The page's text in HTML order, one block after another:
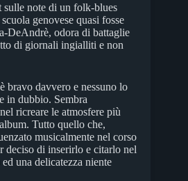
sulle note di un folk-blues
genovese quasi fosse
DeAndrè, odora di battaglie
di giornali ingialliti e non
è bravo davvero e nessuno lo
in dubbio. Sembra
ricreare le atmosfere più
Tutto quello che,
musicalmente nel corso
deciso di inserirlo e citarlo nel
una delicatezza niente